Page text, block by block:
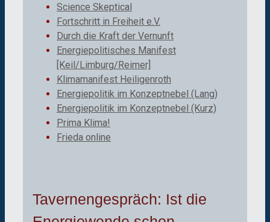
Science Skeptical
Fortschritt in Freiheit e.V.
Durch die Kraft der Vernunft
Energiepolitisches Manifest
[Keil/Limburg/Reimer]
Klimamanifest Heiligenroth
Energiepolitik im Konzeptnebel (Lang)
Energiepolitik im Konzeptnebel (Kurz)
Prima Klima!
Frieda online
Tavernengespräch: Ist die